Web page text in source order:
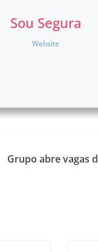
Sou Segura
Website
Grupo abre vagas